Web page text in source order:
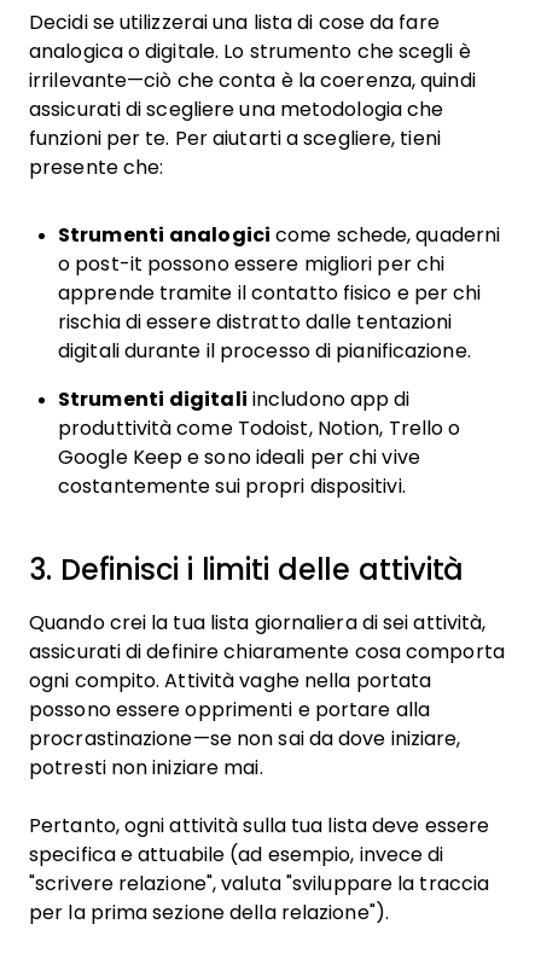
Decidi se utilizzerai una lista di cose da fare
analogica o digitale. Lo strumento che scegli è
irrilevante—ciò che conta è la coerenza, quindi
assicurati di scegliere una metodologia che
funzioni per te. Per aiutarti a scegliere, tieni
presente che:
Strumenti analogici come schede, quaderni
o post-it possono essere migliori per chi
apprende tramite il contatto fisico e per chi
rischia di essere distratto dalle tentazioni
digitali durante il processo di pianificazione.
Strumenti digitali includono app di
produttività come Todoist, Notion, Trello o
Google Keep e sono ideali per chi vive
costantemente sui propri dispositivi.
3. Definisci i limiti delle attività
Quando crei la tua lista giornaliera di sei attività,
assicurati di definire chiaramente cosa comporta
ogni compito. Attività vaghe nella portata
possono essere opprimenti e portare alla
procrastinazione—se non sai da dove iniziare,
potresti non iniziare mai.
Pertanto, ogni attività sulla tua lista deve essere
specifica e attuabile (ad esempio, invece di
"scrivere relazione", valuta "sviluppare la traccia
per la prima sezione della relazione").